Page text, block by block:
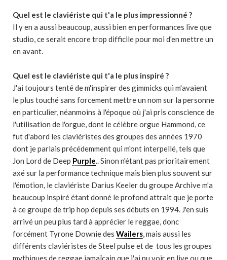
Quel est le claviériste qui t'a le plus impressionné ?
Il y en a aussi beaucoup, aussi bien en performances live que
studio, ce serait encore trop difficile pour moi d'en mettre un
en avant.
Quel est le claviériste qui t'a le plus inspiré ?
J'ai toujours tenté de m'inspirer des gimmicks qui m'avaient
le plus touché sans forcement mettre un nom sur la personne
en particulier, néanmoins à l'époque où j'ai pris conscience de
l'utilisation de l'orgue, dont le célèbre orgue Hammond, ce
fut d'abord les claviéristes des groupes des années 1970
dont je parlais précédemment qui m'ont interpellé, tels que
Jon Lord de Deep Purple.. Sinon n'étant pas prioritairement
axé sur la performance technique mais bien plus souvent sur
l'émotion, le claviériste Darius Keeler du groupe Archive m'a
beaucoup inspiré étant donné le profond attrait que je porte
à ce groupe de trip hop depuis ses débuts en 1994. J'en suis
arrivé un peu plus tard à apprécier le reggae, donc
forcément Tyrone Downie des Wailers, mais aussi les
différents claviéristes de Steel pulse et de tous les groupes
mythiques de reggae jamaïcain que j'ai pu voir en live ou que